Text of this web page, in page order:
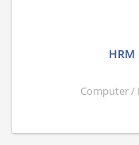
HRM
Computer /